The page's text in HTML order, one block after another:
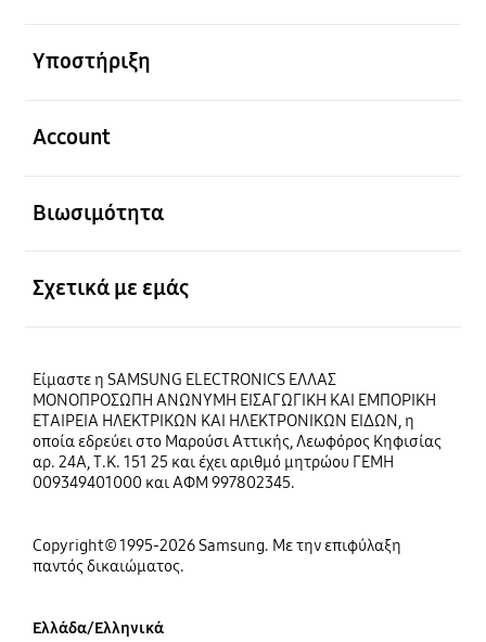
Υποστήριξη
Account
Βιωσιμότητα
Σχετικά με εμάς
Είμαστε η SAMSUNG ELECTRONICS ΕΛΛΑΣ
ΜΟΝΟΠΡΟΣΩΠΗ ΑΝΩΝΥΜΗ ΕΙΣΑΓΩΓΙΚΗ ΚΑΙ ΕΜΠΟΡΙΚΗ
ΕΤΑΙΡΕΙΑ ΗΛΕΚΤΡΙΚΩΝ ΚΑΙ ΗΛΕΚΤΡΟΝΙΚΩΝ ΕΙΔΩΝ, η
οποία εδρεύει στο Μαρούσι Αττικής, Λεωφόρος Κηφισίας
αρ. 24Α, Τ.Κ. 151 25 και έχει αριθμό μητρώου ΓΕΜΗ
009349401000 και ΑΦΜ 997802345.
Copyright© 1995-2026 Samsung. Με την επιφύλαξη
παντός δικαιώματος.
Ελλάδα/Ελληνικά